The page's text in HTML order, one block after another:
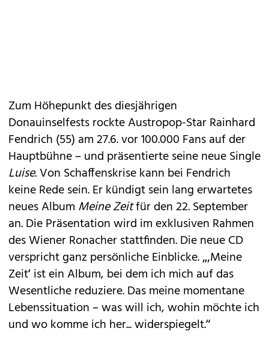
Zum Höhepunkt des diesjährigen
Donauinselfests rockte Austropop-StarRainhard
Fendrich (55) am 27.6. vor 100.000 Fans auf der
Hauptbühne – und präsentierte seine neue Single
Luise. Von Schaffenskrise kann bei Fendrich
keine Rede sein. Er kündigt sein lang erwartetes
neues Album Meine Zeitfür den 22. September
an. Die Präsentation wird im exklusiven Rahmen
des Wiener Ronacher stattfinden. Die neue CD
verspricht ganz persönliche Einblicke. „‚Meine
Zeit‘ ist ein Album, bei dem ich mich auf das
Wesentliche reduziere. Das meine momentane
Lebenssituation – was will ich, wohin möchte ich
und wo komme ich her... widerspiegelt.“